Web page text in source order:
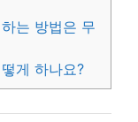
는 방법은 무
게 하나요?